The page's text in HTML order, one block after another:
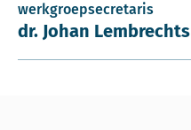
werkgroepsecretaris
dr. Johan Lembrechts